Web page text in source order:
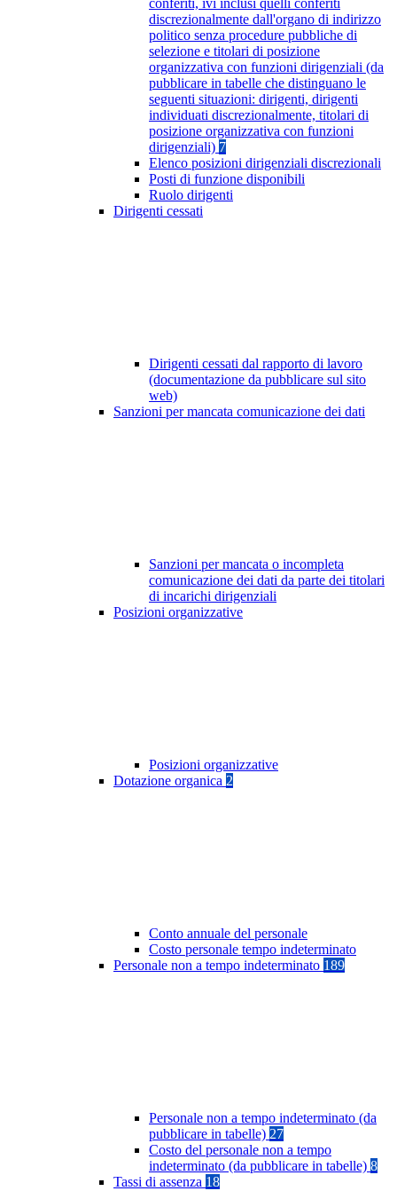
conferiti, ivi inclusi quelli conferiti
discrezionalmente dall'organo di indirizzo
politico senza procedure pubbliche di
selezione e titolari di posizione
organizzativa con funzioni dirigenziali (da
pubblicare in tabelle che distinguano le
seguenti situazioni: dirigenti, dirigenti
individuati discrezionalmente, titolari di
posizione organizzativa con funzioni
dirigenziali) 7
Elenco posizioni dirigenziali discrezionali
Posti di funzione disponibili
Ruolo dirigenti
Dirigenti cessati
Dirigenti cessati dal rapporto di lavoro
(documentazione da pubblicare sul sito
web)
Sanzioni per mancata comunicazione dei dati
Sanzioni per mancata o incompleta
comunicazione dei dati da parte dei titolari
di incarichi dirigenziali
Posizioni organizzative
Posizioni organizzative
Dotazione organica 2
Conto annuale del personale
Costo personale tempo indeterminato
Personale non a tempo indeterminato 189
Personale non a tempo indeterminato (da
pubblicare in tabelle) 27
Costo del personale non a tempo
indeterminato (da pubblicare in tabelle) 8
Tassi di assenza 18